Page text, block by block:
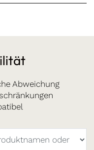
Abweichung